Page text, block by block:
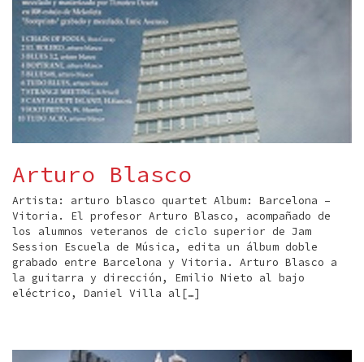
Arturo Blasco
Artista: arturo blasco quartet Album: Barcelona –
Vitoria. El profesor Arturo Blasco, acompañado de
los alumnos veteranos de ciclo superior de Jam
Session Escuela de Música, edita un álbum doble
grabado entre Barcelona y Vitoria. Arturo Blasco a
la guitarra y dirección, Emilio Nieto al bajo
eléctrico, Daniel Villa al[…]